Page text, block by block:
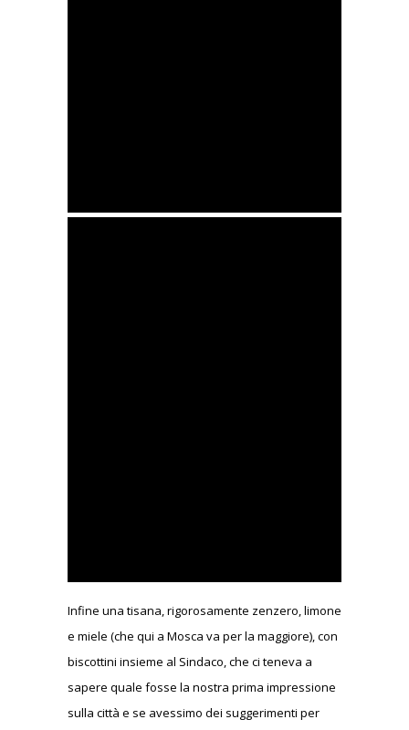
Infine una tisana, rigorosamente zenzero, limone
e miele (che qui a Mosca va per la maggiore), con
biscottini insieme al Sindaco, che ci teneva a
sapere quale fosse la nostra prima impressione
sulla città e se avessimo dei suggerimenti per